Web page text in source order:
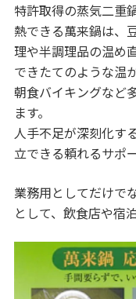
特許取得の蒸気二重
熱できる萬来鍋は、
理や半調理品の温め
できたてのような温
朝食バイキングなど
ます。
人手不足が深刻化す
立できる頼れるサポ
業務用としてだけで
として、飲食店や宿